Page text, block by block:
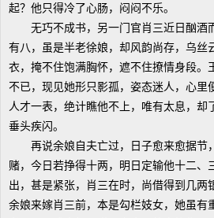
起？他只得冷了心肠，闷闷不乐。
无巧不成书，另一门官肖三近日酗酒
有八，虽是半老徐娘，却风韵尚存，乌丝
衣，掩不住饱满胸怀，遮不住撩情身段。
不已，现见她形只影孤，姿态迷人，心里
人才一表，绝计瞧他不上，唯有太息，却
垂头疾闪。
再说余娘自夫亡过，日子愈来愈据节
赌，今日若挣得十两，明日定输他十二、
出，甚是紧张，肖三在时，尚借得到几两
余娘来嫁肖三前，本是勾栏妓女，她虽有